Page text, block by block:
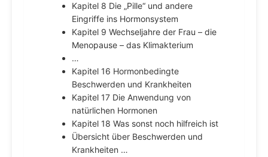
Kapitel 8 Die „Pille“ und andere
Eingriffe ins Hormonsystem
Kapitel 9 Wechseljahre der Frau – die
Menopause – das Klimakterium
…
Kapitel 16 Hormonbedingte
Beschwerden und Krankheiten
Kapitel 17 Die Anwendung von
natürlichen Hormonen
Kapitel 18 Was sonst noch hilfreich ist
Übersicht über Beschwerden und
Krankheiten …